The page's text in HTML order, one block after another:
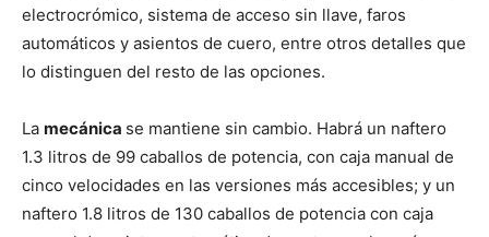
electrocrómico, sistema de acceso sin llave, faros
automáticos y asientos de cuero, entre otros detalles que
lo distinguen del resto de las opciones.
La mecánica se mantiene sin cambio. Habrá un naftero
1.3 litros de 99 caballos de potencia, con caja manual de
cinco velocidades en las versiones más accesibles; y un
naftero 1.8 litros de 130 caballos de potencia con caja